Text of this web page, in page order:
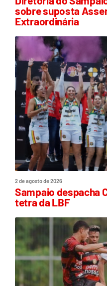
sobre suposta
Extraordinária
2 de agosto de 2026
Sampaio despacha
tetra da LBF